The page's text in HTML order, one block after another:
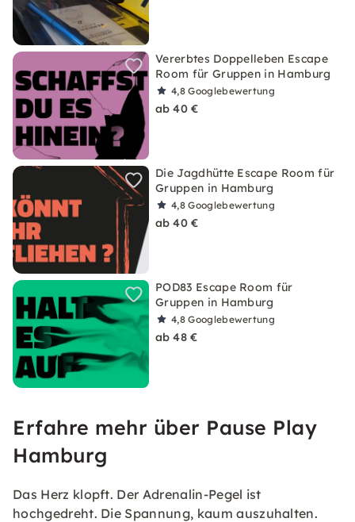
Vererbtes Doppelleben Escape
Room für Gruppen in Hamburg
4,8Googlebewertung
ab 40 €
Die Jagdhütte Escape Room für
Gruppen in Hamburg
4,8Googlebewertung
ab 40 €
POD83 Escape Room für
Gruppen in Hamburg
4,8Googlebewertung
ab 48 €
Erfahre mehr über Pause Play
Hamburg
Das Herz klopft. Der Adrenalin-Pegel ist
hochgedreht. Die Spannung, kaum auszuhalten.